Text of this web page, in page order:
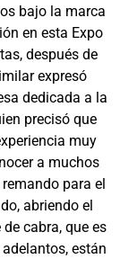
bajo la marca
en esta Expo
después de
expresó
dedicada a la
precisó que
muy
a muchos
para el
abriendo el
cabra, que es
están